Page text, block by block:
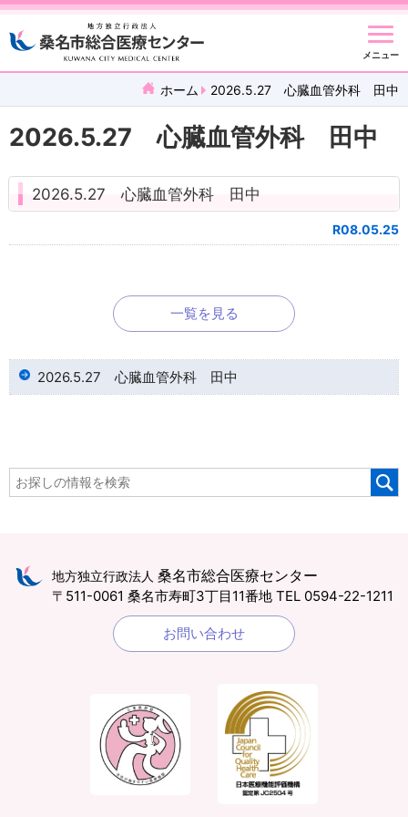
メニュー
ホーム 2026.5.27 心臓血管外科 田中
2026.5.27 心臓血管外科 田中
2026.5.27 心臓血管外科 田中
R08.05.25
一覧を見る
2026.5.27 心臓血管外科 田中
地方独立行政法人 桑名市総合医療センター
〒511-0061 桑名市寿町3丁目11番地 TEL 0594-22-1211
お問い合わせ